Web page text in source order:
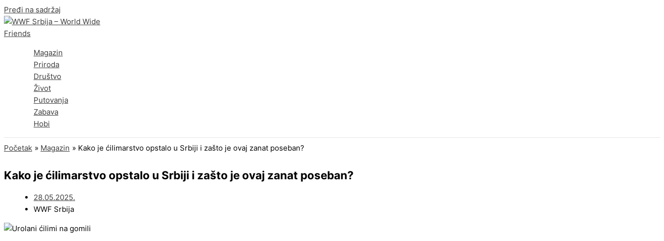
Pređi na sadržaj
Magazin
Priroda
Društvo
Život
Putovanja
Zabava
Hobi
Početak Magazin Kako je ćilimarstvo opstalo u Srbiji i zašto je ovaj zanat poseban?
Kako je ćilimarstvo opstalo u Srbiji i zašto je ovaj zanat poseban?
28.05.2025.
WWF Srbija